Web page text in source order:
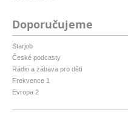
Doporučujeme
Starjob
České podcasty
Rádio a zábava pro děti
Frekvence 1
Evropa 2